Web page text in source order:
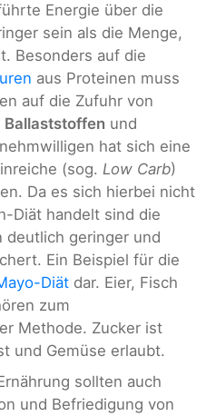
Energie über die
sein als die Menge,
Besonders auf die
aus Proteinen muss
auf die Zufuhr von
Ballaststoffen und
hat sich eine
(sog. Low Carb)
Da es sich hierbei nicht
Diät handelt sind die
deutlich geringer und
Ein Beispiel für die
Diät dar. Eier, Fisch
zum
Methode. Zucker ist
und Gemüse erlaubt.
sollten auch
und Befriedigung von